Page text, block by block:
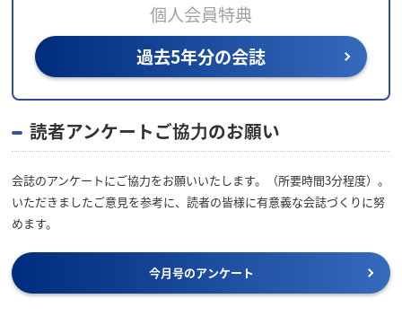
個人会員特典
過去5年分の会誌
読者アンケートご協⼒のお願い
会誌のアンケートにご協力をお願いいたします。（所要時間3分程度）。
いただきましたご意見を参考に、読者の皆様に有意義な会誌づくりに努
めます。
今月号のアンケート